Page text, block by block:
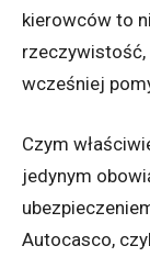
kierowców to
rzeczywistość,
wcześniej
Czym
jedynym
Autocasco,